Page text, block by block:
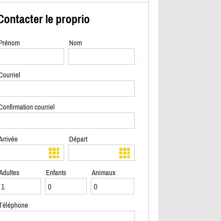
le proprio
Nom
courriel
Départ
Enfants Animaux